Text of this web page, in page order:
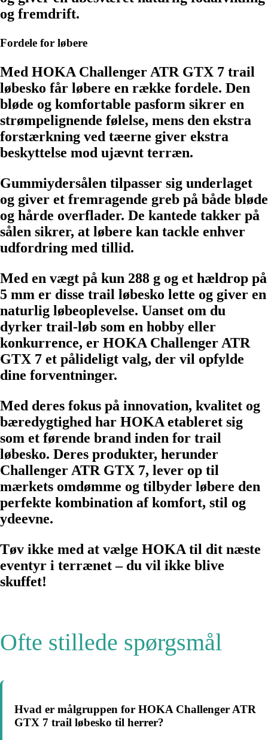
og fremdrift.
Fordele for løbere
Med HOKA Challenger ATR GTX 7 trail
løbesko får løbere en række fordele. Den
bløde og komfortable pasform sikrer en
strømpelignende følelse, mens den ekstra
forstærkning ved tæerne giver ekstra
beskyttelse mod ujævnt terræn.
Gummiydersålen tilpasser sig underlaget
og giver et fremragende greb på både bløde
og hårde overflader. De kantede takker på
sålen sikrer, at løbere kan tackle enhver
udfordring med tillid.
Med en vægt på kun 288 g og et hældrop på
5 mm er disse trail løbesko lette og giver en
naturlig løbeoplevelse. Uanset om du
dyrker trail-løb som en hobby eller
konkurrence, er HOKA Challenger ATR
GTX 7 et pålideligt valg, der vil opfylde
dine forventninger.
Med deres fokus på innovation, kvalitet og
bæredygtighed har HOKA etableret sig
som et førende brand inden for trail
løbesko. Deres produkter, herunder
Challenger ATR GTX 7, lever op til
mærkets omdømme og tilbyder løbere den
perfekte kombination af komfort, stil og
ydeevne.
Tøv ikke med at vælge HOKA til dit næste
eventyr i terrænet – du vil ikke blive
skuffet!
Ofte stillede spørgsmål
Hvad er målgruppen for HOKA Challenger ATR
GTX 7 trail løbesko til herrer?